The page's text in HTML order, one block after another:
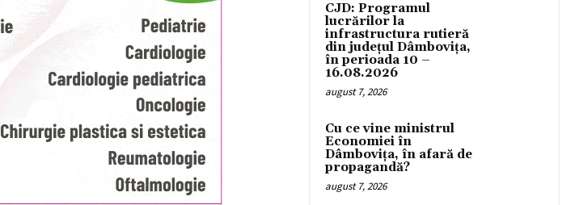
CJD: Programul
lucrărilor la
infrastructura rutieră
din județul Dâmbovița,
în perioada 10 –
16.08.2026
august 7, 2026
Cu ce vine ministrul
Economiei în
Dâmbovița, în afară de
propagandă?
august 7, 2026